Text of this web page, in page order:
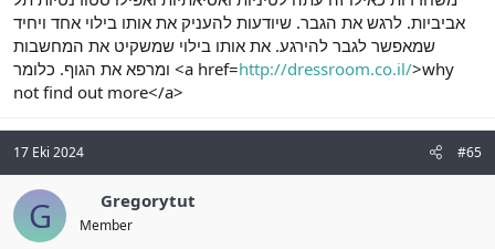
אביביות. לרגש את הגבר. שיודעות להעניק את אותו בילוי אחד ויחיד
שמאפשר לגבר להירגע. את אותו בילוי שמשקיט את המחשבות
ומרפא את הגוף. כלומר <a href=http://dressroom.co.il/>why
not find out more</a>
17 Eki 2024 #65
G Gregorytut
Member